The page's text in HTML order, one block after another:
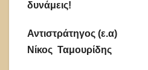
δυνάμεις!
Αντιστράτηγος (ε.α)
Νίκος